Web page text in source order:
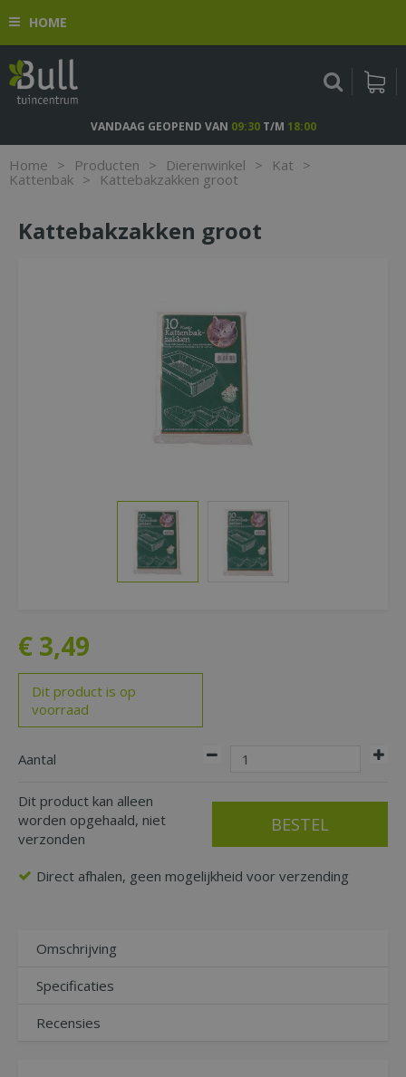
n
o
HOME
Home > Producten > Dierenwinkel > Kat >
Kattenbak > Kattebakzakken groot
VANDAAG GEOPEND VAN 09:30T/M 18:00
Kattebakzakken groot
€ 3,49
Dit product is op
voorraad
Aantal
Dit product kan alleen
worden opgehaald, niet
verzonden
Direct afhalen, geen mogelijkheid voor verzending
Omschrijving
Specificaties
Recensies